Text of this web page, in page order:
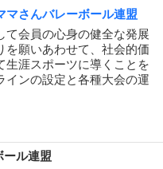
マさんバレーボール連盟
て会員の心身の健全な発展
を願いあわせて、社会的価
生涯スポーツに導くことを
インの設定と各種大会の運
ール連盟